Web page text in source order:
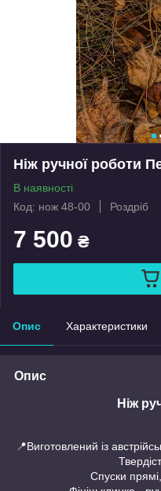
Ніж ручної роботи
В наявності
Код: нож 48-00
Роздріб
7 500 ₴
Опис Характеристики
Опис
Ніж
📍Виготовлений із
Спуски